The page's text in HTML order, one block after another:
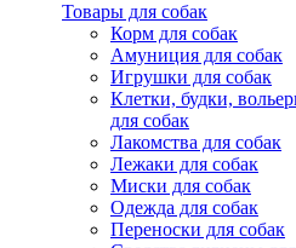
Товары для собак
Корм для собак
Амуниция для собак
Игрушки для собак
Клетки, будки,
для собак
Лакомства для собак
Лежаки для собак
Миски для собак
Одежда для собак
Переноски для собак